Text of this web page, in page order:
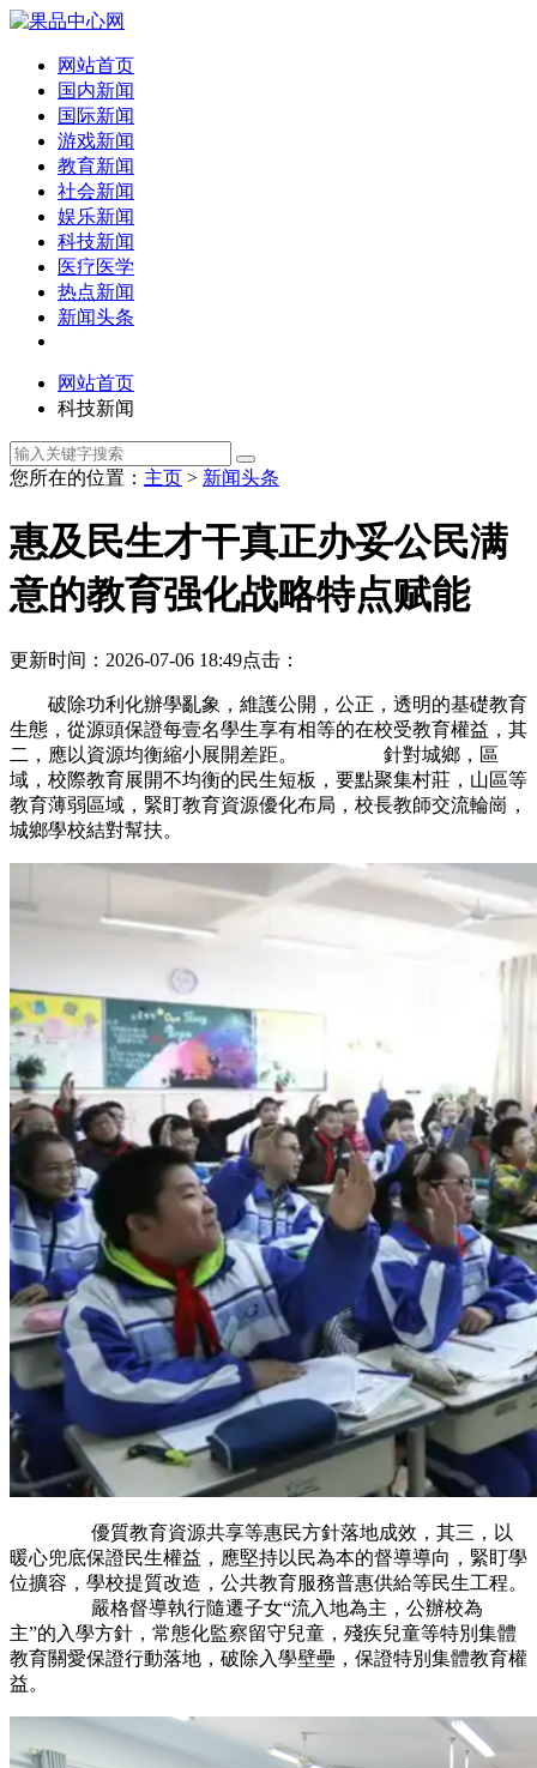
网站首页
国内新闻
国际新闻
游戏新闻
教育新闻
社会新闻
娱乐新闻
科技新闻
医疗医学
热点新闻
新闻头条
网站首页
科技新闻
您所在的位置： 主页 > 新闻头条
惠及民生才干真正办妥公民满
意的教育强化战略特点赋能
更新时间：2026-07-06 18:49点击：
破除功利化辦學亂象，維護公開，公正，透明的基礎教育
生態，從源頭保證每壹名學生享有相等的在校受教育權益，其
二，應以資源均衡縮小展開差距。 針對城鄉，區
域，校際教育展開不均衡的民生短板，要點聚集村莊，山區等
教育薄弱區域，緊盯教育資源優化布局，校長教師交流輪崗，
城鄉學校結對幫扶。
優質教育資源共享等惠民方針落地成效，其三，以
暖心兜底保證民生權益，應堅持以民為本的督導導向，緊盯學
位擴容，學校提質改造，公共教育服務普惠供給等民生工程。
嚴格督導執行隨遷子女“流入地為主，公辦校為
主”的入學方針，常態化監察留守兒童，殘疾兒童等特別集體
教育關愛保證行動落地，破除入學壁壘，保證特別集體教育權
益。